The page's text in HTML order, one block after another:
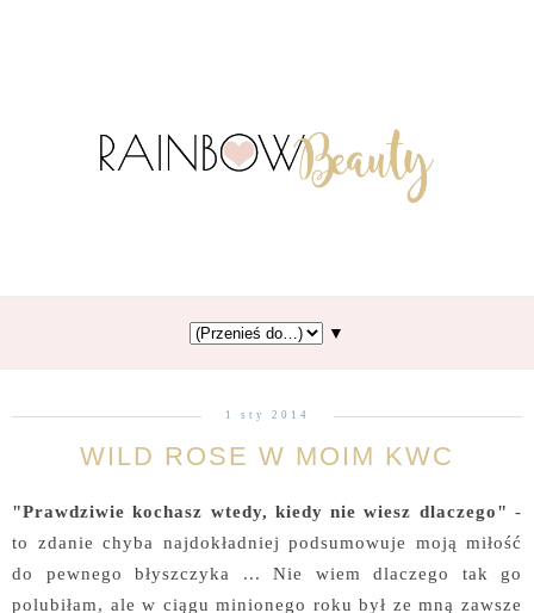
▼
1 sty 2014
WILD ROSE W MOIM KWC
"Prawdziwie kochasz wtedy, kiedy nie wiesz dlaczego" -
to zdanie chyba najdokładniej podsumowuje moją miłość
do pewnego błyszczyka ... Nie wiem dlaczego tak go
polubiłam, ale w ciągu minionego roku był ze mną zawsze